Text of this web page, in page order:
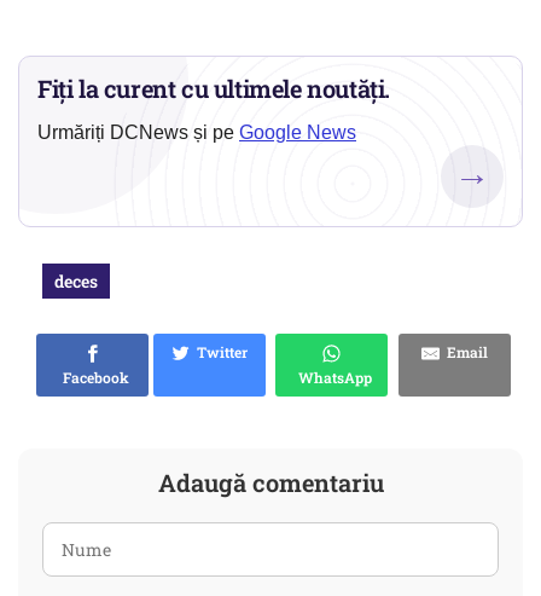
Fiți la curent cu ultimele noutăți.
Urmăriți DCNews și pe Google News
→
deces
Facebook
Twitter
WhatsApp
Email
Adaugă comentariu